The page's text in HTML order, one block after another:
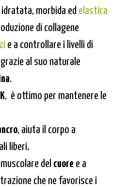
morbida edelastica
di collagene
e a controllare i livelli di
al suo naturale
.
, è ottimo per mantenere le
, aiuta il corpo a
liberi.
delcuore e a
che ne favorisce i